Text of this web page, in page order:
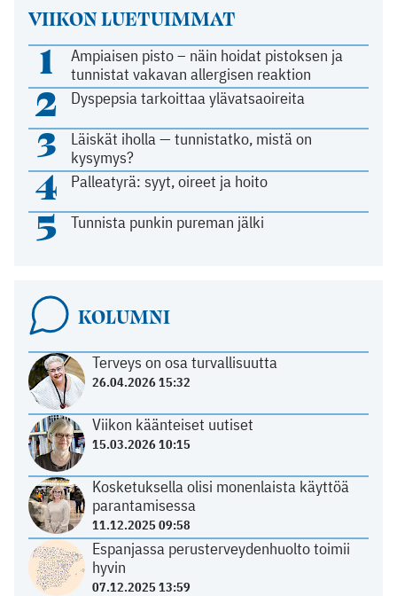
VIIKON LUETUIMMAT
1
Ampiaisen pisto – näin hoidat pistoksen ja
tunnistat vakavan allergisen reaktion
2 Dyspepsia tarkoittaa ylävatsaoireita
3
Läiskät iholla — tunnistatko, mistä on
kysymys?
4 Palleatyrä: syyt, oireet ja hoito
5 Tunnista punkin pureman jälki
KOLUMNI
Terveys on osa turvallisuutta
26.04.2026 15:32
Viikon käänteiset uutiset
15.03.2026 10:15
Kosketuksella olisi monenlaista käyttöä
parantamisessa
11.12.2025 09:58
Espanjassa perusterveydenhuolto toimii
hyvin
07.12.2025 13:59